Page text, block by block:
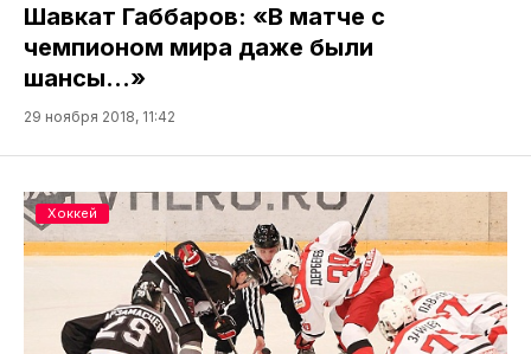
Шавкат Габбаров: «В матче с
чемпионом мира даже были
шансы…»
29 ноября 2018, 11:42
Хоккей